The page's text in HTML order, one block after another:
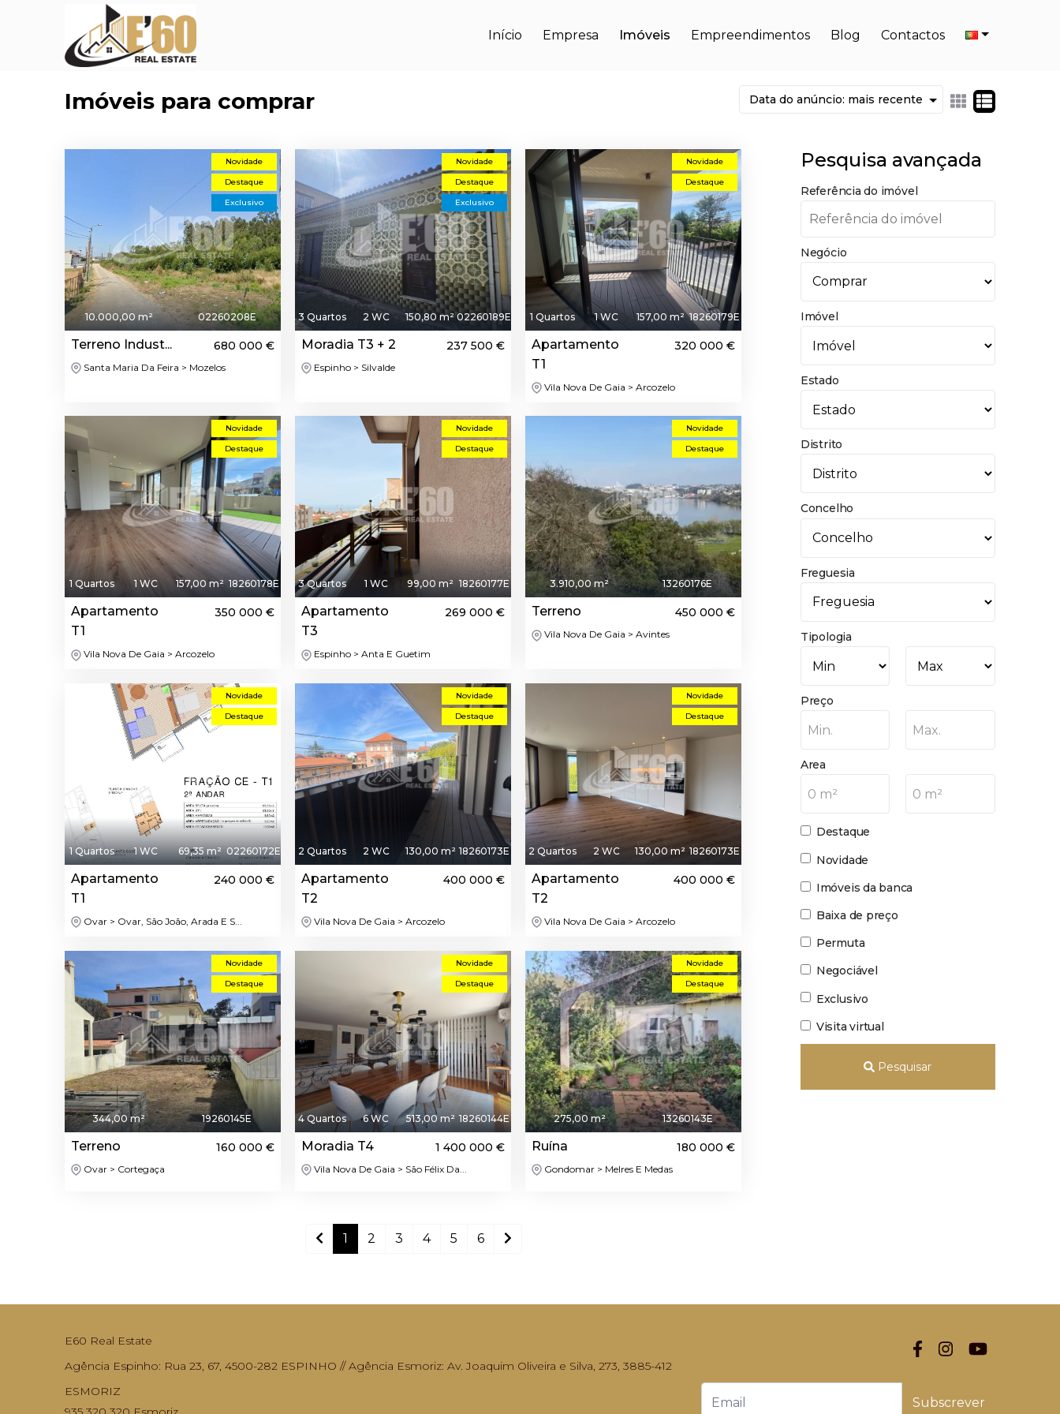
Início Empresa Imóveis Empreendimentos Blog Contactos
Imóveis para comprar
Novidade
Destaque
Exclusivo
10.000,00 m² 02260208E
Terreno Indust... 680 000 €
Santa Maria Da Feira > Mozelos
Novidade
Destaque
Exclusivo
3 Quartos 2 WC 150,80 m² 02260189E
Moradia T3 + 2 237 500 €
Espinho > Silvalde
Novidade
Destaque
1 Quartos 1 WC 157,00 m² 18260179E
Apartamento
T1
320 000 €
Vila Nova De Gaia > Arcozelo
Novidade
Destaque
1 Quartos 1 WC 157,00 m² 18260178E
Apartamento
T1
350 000 €
Vila Nova De Gaia > Arcozelo
Novidade
Destaque
3 Quartos 1 WC 99,00 m² 18260177E
Apartamento
T3
269 000 €
Espinho > Anta E Guetim
Novidade
Destaque
3.910,00 m² 13260176E
Terreno 450 000 €
Vila Nova De Gaia > Avintes
Novidade
Destaque
1 Quartos 1 WC 69,35 m² 02260172E
Apartamento
T1
240 000 €
Ovar > Ovar, São João, Arada E S...
Novidade
Destaque
2 Quartos 2 WC 130,00 m² 18260173E
Apartamento
T2
400 000 €
Vila Nova De Gaia > Arcozelo
Novidade
Destaque
2 Quartos 2 WC 130,00 m² 18260173E
Apartamento
T2
400 000 €
Vila Nova De Gaia > Arcozelo
Novidade
Destaque
344,00 m² 19260145E
Terreno 160 000 €
Ovar > Cortegaça
Novidade
Destaque
4 Quartos 6 WC 513,00 m² 18260144E
Moradia T4 1 400 000 €
Vila Nova De Gaia > São Félix Da...
Novidade
Destaque
275,00 m² 13260143E
Ruína 180 000 €
Gondomar > Melres E Medas
1 2 3 4 5 6
Pesquisa avançada
Referência do imóvel
Negócio
Imóvel
Estado
Distrito
Concelho
Freguesia
Tipologia
Preço
Min. Max.
Area
0 m² 0 m²
Destaque
Novidade
Imóveis da banca
Baixa de preço
Permuta
Negociável
Exclusivo
Visita virtual
Pesquisar
E60 Real Estate
Agência Espinho: Rua 23, 67, 4500-282 ESPINHO // Agência Esmoriz: Av. Joaquim Oliveira e Silva, 273, 3885-412
ESMORIZ
Subscrever